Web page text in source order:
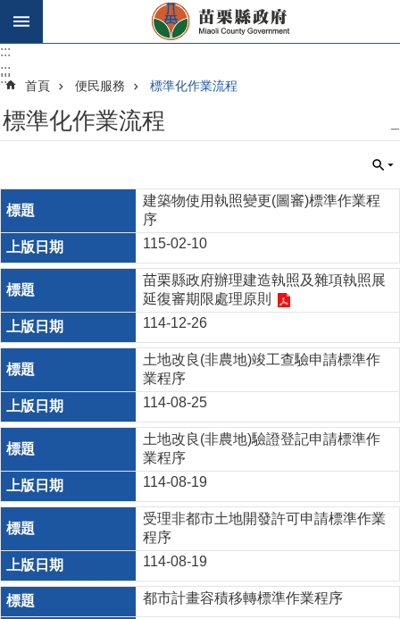
跳到主要內容區塊
:::
:::
::: 首頁 便民服務 標準化作業流程
標準化作業流程
建築物使用執照變更(圖審)標準作業程
序
115-02-10
苗栗縣政府辦理建造執照及雜項執照展
延復審期限處理原則
114-12-26
土地改良(非農地)竣工查驗申請標準作
業程序
114-08-25
土地改良(非農地)驗證登記申請標準作
業程序
114-08-19
受理非都市土地開發許可申請標準作業
程序
114-08-19
都市計畫容積移轉標準作業程序